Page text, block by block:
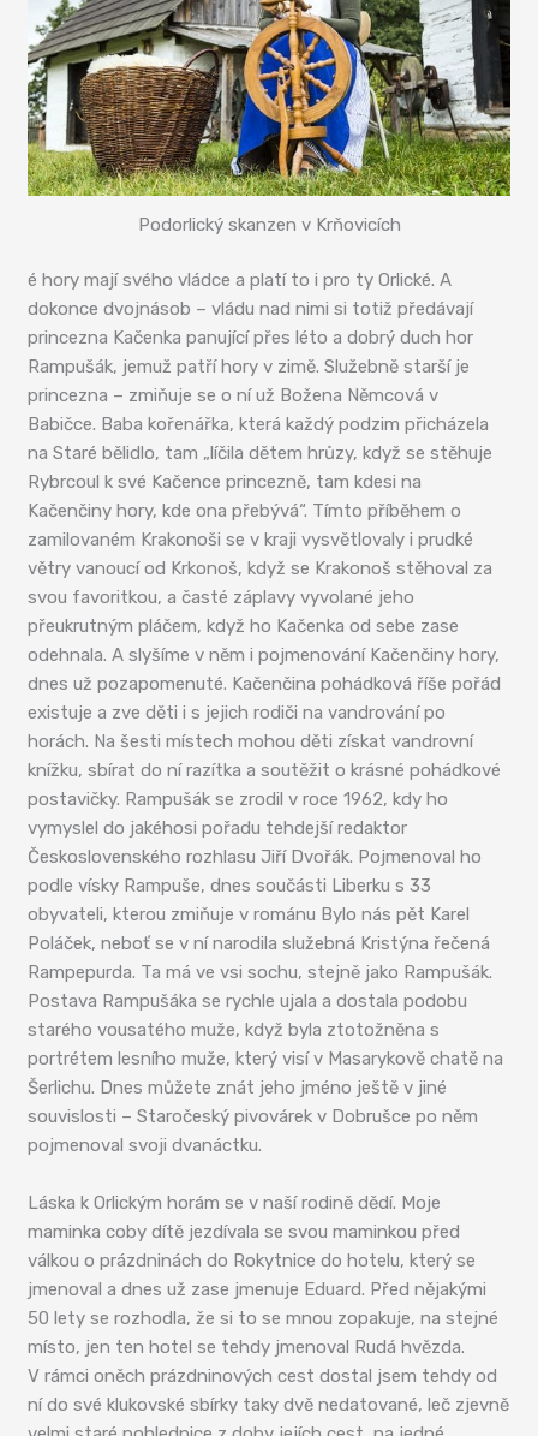
Podorlický skanzen v Krňovicích
é hory mají svého vládce a platí to i pro ty Orlické. A
dokonce dvojnásob – vládu nad nimi si totiž předávají
princezna Kačenka panující přes léto a dobrý duch hor
Rampušák, jemuž patří hory v zimě. Služebně starší je
princezna – zmiňuje se o ní už Božena Němcová v
Babičce. Baba kořenářka, která každý podzim přicházela
na Staré bělidlo, tam „líčila dětem hrůzy, když se stěhuje
Rybrcoul k své Kačence princezně, tam kdesi na
Kačenčiny hory, kde ona přebývá“. Tímto příběhem o
zamilovaném Krakonoši se v kraji vysvětlovaly i prudké
větry vanoucí od Krkonoš, když se Krakonoš stěhoval za
svou favoritkou, a časté záplavy vyvolané jeho
přeukrutným pláčem, když ho Kačenka od sebe zase
odehnala. A slyšíme v něm i pojmenování Kačenčiny hory,
dnes už pozapomenuté. Kačenčina pohádková říše pořád
existuje a zve děti i s jejich rodiči na vandrování po
horách. Na šesti místech mohou děti získat vandrovní
knížku, sbírat do ní razítka a soutěžit o krásné pohádkové
postavičky. Rampušák se zrodil v roce 1962, kdy ho
vymyslel do jakéhosi pořadu tehdejší redaktor
Československého rozhlasu Jiří Dvořák. Pojmenoval ho
podle vísky Rampuše, dnes součásti Liberku s 33
obyvateli, kterou zmiňuje v románu Bylo nás pět Karel
Poláček, neboť se v ní narodila služebná Kristýna řečená
Rampepurda. Ta má ve vsi sochu, stejně jako Rampušák.
Postava Rampušáka se rychle ujala a dostala podobu
starého vousatého muže, když byla ztotožněna s
portrétem lesního muže, který visí v Masarykově chatě na
Šerlichu. Dnes můžete znát jeho jméno ještě v jiné
souvislosti – Staročeský pivovárek v Dobrušce po něm
pojmenoval svoji dvanáctku.
Láska k Orlickým horám se v naší rodině dědí. Moje
maminka coby dítě jezdívala se svou maminkou před
válkou o prázdninách do Rokytnice do hotelu, který se
jmenoval a dnes už zase jmenuje Eduard. Před nějakými
50 lety se rozhodla, že si to se mnou zopakuje, na stejné
místo, jen ten hotel se tehdy jmenoval Rudá hvězda.
V rámci oněch prázdninových cest dostal jsem tehdy od
ní do své klukovské sbírky taky dvě nedatované, leč zjevně